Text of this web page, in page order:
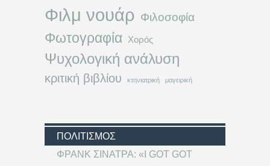
Φιλμ νουάρ Φιλοσοφία
Φωτογραφία Χορός
Ψυχολογική ανάλυση
κριτική βιβλίου κτηνιατρική μαγειρική
ΠΟΛΙΤΙΣΜΌΣ
ΦΡΑΝΚ ΣΙΝΑΤΡΑ: «I GOT GOT